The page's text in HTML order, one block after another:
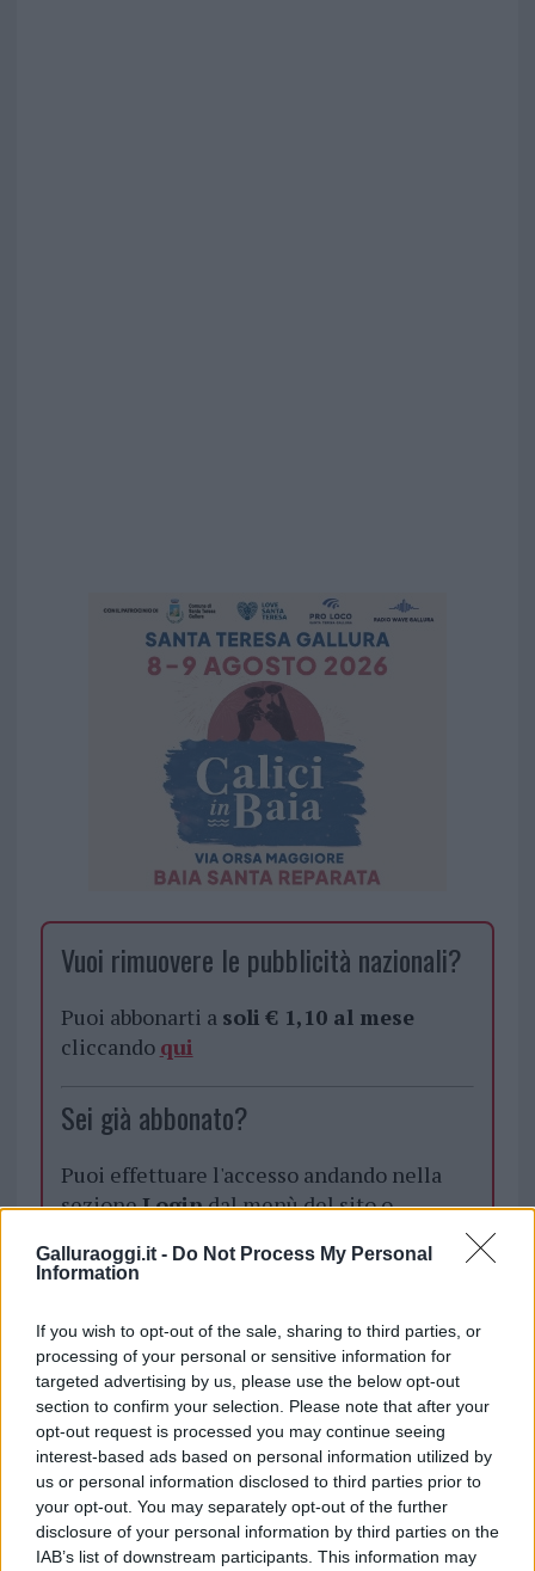
Galluraoggi.it - Do Not Process My Personal
Information
If you wish to opt-out of the sale, sharing to third parties, or
processing of your personal or sensitive information for
targeted advertising by us, please use the below opt-out
section to confirm your selection. Please note that after your
opt-out request is processed you may continue seeing
interest-based ads based on personal information utilized by
us or personal information disclosed to third parties prior to
your opt-out. You may separately opt-out of the further
disclosure of your personal information by third parties on the
IAB’s list of downstream participants. This information may
Vuoi rimuovere le pubblicità nazionali?
Puoi abbonarti a soli € 1,10 al mese
cliccando qui
Sei già abbonato?
Puoi effettuare l'accesso andando nella
sezioneLogindal menù del sito o
TEMI: Porto San Teodoro
San Teodoro Notizie
San Teodoro Porto
Notizie in tempo reale?
Entra nel canale telegram di
GalluraOggi.it